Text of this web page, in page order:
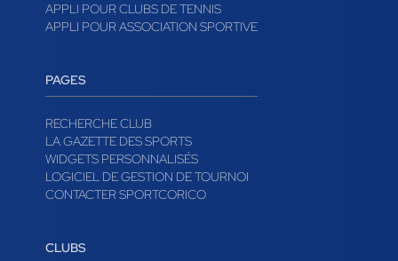
APPLI POUR CLUBS DE TENNIS
APPLI POUR ASSOCIATION SPORTIVE
PAGES
RECHERCHE CLUB
LA GAZETTE DES SPORTS
WIDGETS PERSONNALISÉS
LOGICIEL DE GESTION DE TOURNOI
CONTACTER SPORTCORICO
CLUBS